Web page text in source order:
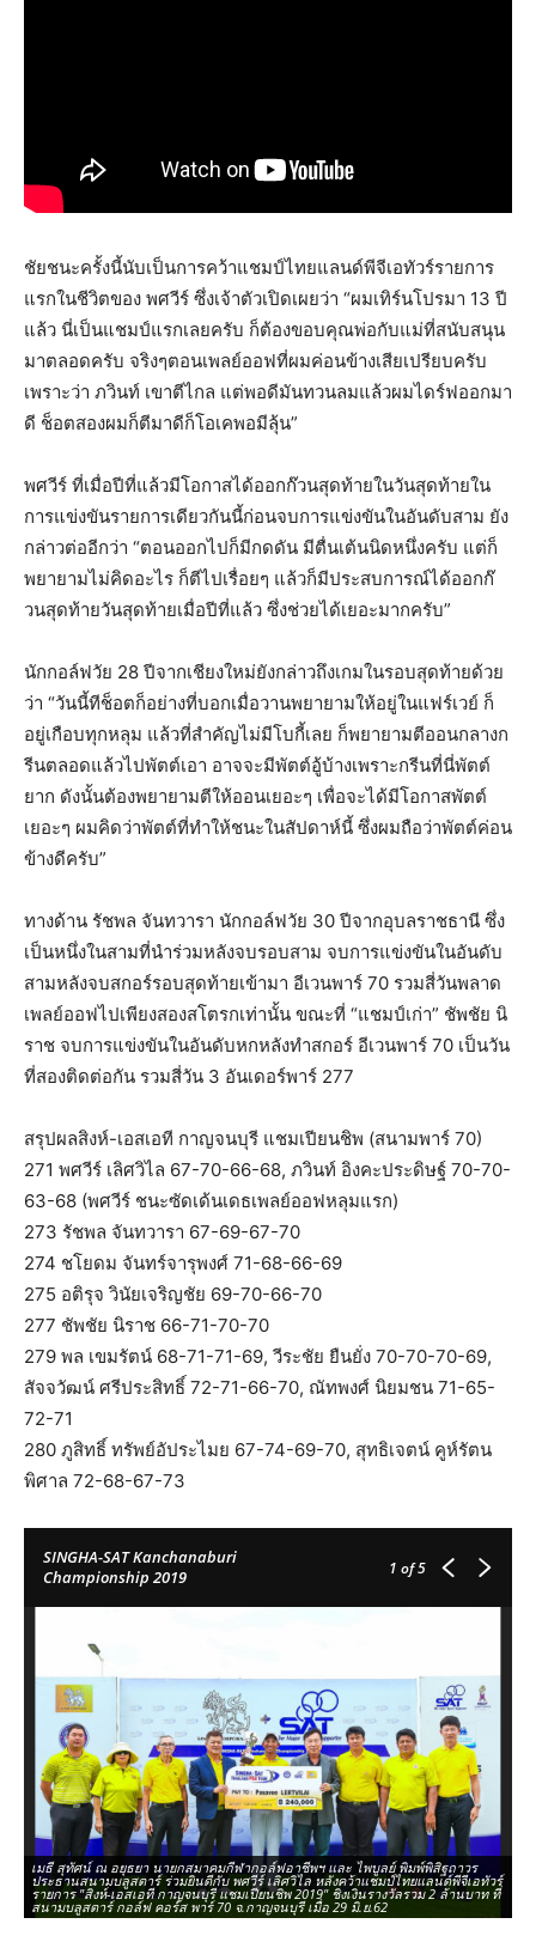
ชัยชนะครั้งนี้นับเป็นการคว้าแชมป์ไทยแลนด์พีจีเอทัวร์รายการ
แรกในชีวิตของ พศวีร์ ซึ่งเจ้าตัวเปิดเผยว่า “ผมเทิร์นโปรมา 13 ปี
แล้ว นี่เป็นแชมป์แรกเลยครับ ก็ต้องขอบคุณพ่อกับแม่ที่สนับสนุน
มาตลอดครับ จริงๆตอนเพลย์ออฟที่ผมค่อนข้างเสียเปรียบครับ
เพราะว่า ภวินท์ เขาตีไกล แต่พอดีมันทวนลมแล้วผมไดร์ฟออกมา
ดี ช็อตสองผมก็ตีมาดีก็โอเคพอมีลุ้น”
พศวีร์ ที่เมื่อปีที่แล้วมีโอกาสได้ออกก๊วนสุดท้ายในวันสุดท้ายใน
การแข่งขันรายการเดียวกันนี้ก่อนจบการแข่งขันในอันดับสาม ยัง
กล่าวต่ออีกว่า “ตอนออกไปก็มีกดดัน มีตื่นเต้นนิดหนึ่งครับ แต่ก็
พยายามไม่คิดอะไร ก็ตีไปเรื่อยๆ แล้วก็มีประสบการณ์ได้ออกก๊
วนสุดท้ายวันสุดท้ายเมื่อปีที่แล้ว ซึ่งช่วยได้เยอะมากครับ”
นักกอล์ฟวัย 28 ปีจากเชียงใหม่ยังกล่าวถึงเกมในรอบสุดท้ายด้วย
ว่า “วันนี้ทีช็อตก็อย่างที่บอกเมื่อวานพยายามให้อยู่ในแฟร์เวย์ ก็
อยู่เกือบทุกหลุม แล้วที่สำคัญไม่มีโบกี้เลย ก็พยายามตีออนกลางก
รีนตลอดแล้วไปพัตต์เอา อาจจะมีพัตต์อู้บ้างเพราะกรีนที่นี่พัตต์
ยาก ดังนั้นต้องพยายามตีให้ออนเยอะๆ เพื่อจะได้มีโอกาสพัตต์
เยอะๆ ผมคิดว่าพัตต์ที่ทำให้ชนะในสัปดาห์นี้ ซึ่งผมถือว่าพัตต์ค่อน
ข้างดีครับ”
ทางด้าน รัชพล จันทวารา นักกอล์ฟวัย 30 ปีจากอุบลราชธานี ซึ่ง
เป็นหนึ่งในสามที่นำร่วมหลังจบรอบสาม จบการแข่งขันในอันดับ
สามหลังจบสกอร์รอบสุดท้ายเข้ามา อีเวนพาร์ 70 รวมสี่วันพลาด
เพลย์ออฟไปเพียงสองสโตรกเท่านั้น ขณะที่ “แชมป์เก่า” ชัพชัย นิ
ราช จบการแข่งขันในอันดับหกหลังทำสกอร์ อีเวนพาร์ 70 เป็นวัน
ที่สองติดต่อกัน รวมสี่วัน 3 อันเดอร์พาร์ 277
สรุปผลสิงห์-เอสเอที กาญจนบุรี แชมเปียนชิพ (สนามพาร์ 70)
271 พศวีร์ เลิศวิไล 67-70-66-68, ภวินท์ อิงคะประดิษฐ์ 70-70-
63-68 (พศวีร์ ชนะซัดเด้นเดธเพลย์ออฟหลุมแรก)
273 รัชพล จันทวารา 67-69-67-70
274 ชโยดม จันทร์จารุพงศ์ 71-68-66-69
275 อติรุจ วินัยเจริญชัย 69-70-66-70
277 ชัพชัย นิราช 66-71-70-70
279 พล เขมรัตน์ 68-71-71-69, วีระชัย ยืนยั่ง 70-70-70-69,
สัจจวัฒน์ ศรีประสิทธิ์ 72-71-66-70, ณัทพงศ์ นิยมชน 71-65-
72-71
280 ภูสิทธิ์ ทรัพย์อัประไมย 67-74-69-70, สุทธิเจตน์ คูห์รัตน
พิศาล 72-68-67-73
SINGHA-SAT Kanchanaburi
Championship 2019
1 of 5
เมธี สุทัศน์ ณ อยุธยา นายกสมาคมกีฬากอล์ฟอาชีพฯ และ ไพบูลย์ พิมพ์พิสิฐถาวร
ประธานสนามบลูสตาร์ ร่วมยินดีกับ พศวีร์ เลิศวิไล หลังคว้าแชมป์ไทยแลนด์พีจีเอทัวร์
รายการ "สิงห์-เอสเอที กาญจนบุรี แชมเปียนชิพ 2019" ชิงเงินรางวัลรวม 2 ล้านบาท ที่
สนามบลูสตาร์ กอล์ฟ คอร์ส พาร์ 70 จ.กาญจนบุรี เมื่อ 29 มิ.ย.62